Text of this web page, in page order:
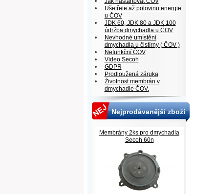
Ušetřete až polovinu energie
u ČOV
JDK 60, JDK 80 a JDK 100
údržba dmychadla u ČOV
Nevhodné umístění
dmychadla u čistírny ( ČOV )
Nefunkční ČOV
Video Secoh
GDPR
Prodloužená záruka
Životnost membrán v
dmychadle ČOV.
Nejprodávanější zboží
Membrány 2ks pro dmychadla
Secoh 60n